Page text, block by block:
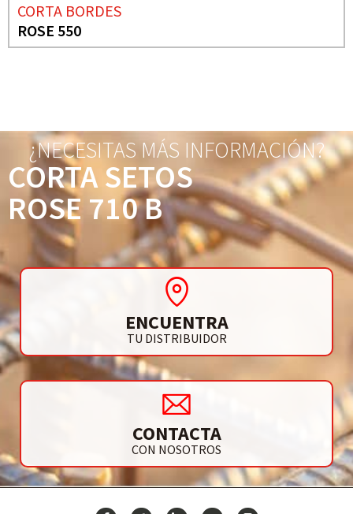
CORTA BORDES
ROSE 550
¿NECESITAS MÁS INFORMACIÓN?
CORTA SETOS
ROSE 710 B
ENCUENTRA
TU DISTRIBUIDOR
CONTACTA
CON NOSOTROS